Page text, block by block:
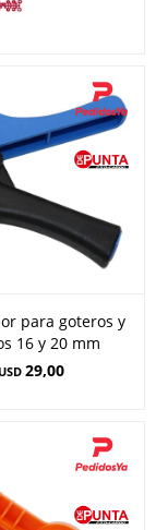
para goteros y
16 y 20 mm
USD 29,00